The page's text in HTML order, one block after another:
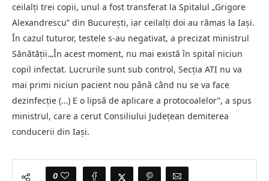
ceilalți trei copii, unul a fost transferat la Spitalul „Grigore
Alexandrescu” din București, iar ceilalți doi au rămas la Iași.
În cazul tuturor, testele s-au negativat, a precizat ministrul
Sănătății.„În acest moment, nu mai există în spital niciun
copil infectat. Lucrurile sunt sub control, Secția ATI nu va
mai primi niciun pacient nou până când nu se va face
dezinfecție (…) E o lipsă de aplicare a protocoalelor”, a spus
ministrul, care a cerut Consiliului Județean demiterea
conducerii din Iași.
0